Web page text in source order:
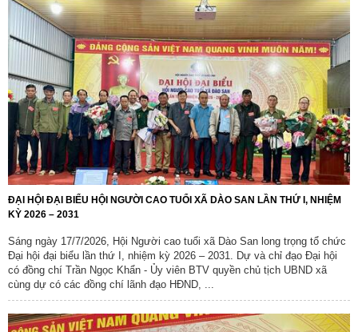
ĐẠI HỘI ĐẠI BIỂU HỘI NGƯỜI CAO TUỔI XÃ DÀO SAN LẦN THỨ I, NHIỆM
KỲ 2026 – 2031
Sáng ngày 17/7/2026, Hội Người cao tuổi xã Dào San long trọng tổ chức
Đại hội đại biểu lần thứ I, nhiệm kỳ 2026 – 2031. Dự và chỉ đạo Đại hội
có đồng chí Trần Ngọc Khẩn - Ủy viên BTV quyền chủ tịch UBND xã
cùng dự có các đồng chí lãnh đạo HĐND, ...